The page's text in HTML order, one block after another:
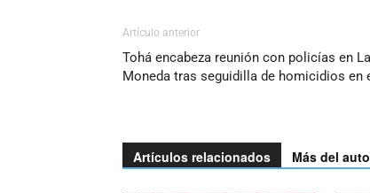
Artículo anterior
Tohá encabeza reunión con policías en La
Moneda tras seguidilla de homicidios en
Artículos relacionados Más del